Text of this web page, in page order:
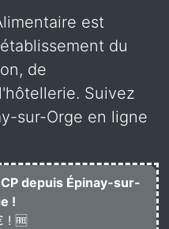
est
du
de
Suivez
sur-Orge en ligne
depuis Épinay-sur-
!
! 🆓